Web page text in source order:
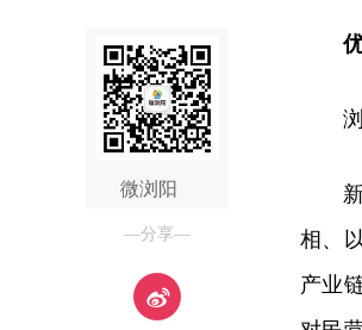
微浏阳
—分享—
相、
产业